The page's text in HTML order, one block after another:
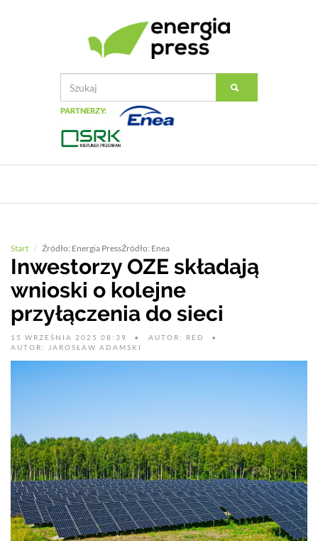
PARTNERZY:
Start Źródło: Energia PressŹródło: Enea
Inwestorzy OZE składają
wnioski o kolejne
przyłączenia do sieci
15 WRZEŚNIA 2025 08:39
AUTOR: RED
AUTOR: JAROSŁAW ADAMSKI